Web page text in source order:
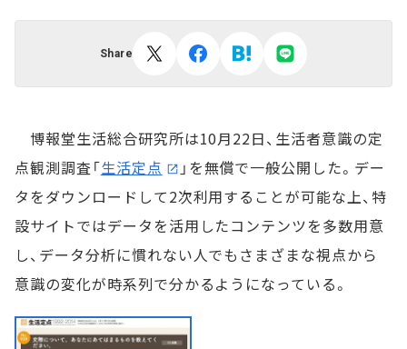
Share
博報堂生活総合研究所は10月22日、生活者意識の定
点観測調査「生活定点
」を無償で一般公開した。デー
タをダウンロードして2次利用することが可能な上、特
設サイトではデータを活用したコンテンツを多数用意
し、データ分析に慣れない人でもさまざまな視点から
意識の変化が時系列で分かるようになっている。